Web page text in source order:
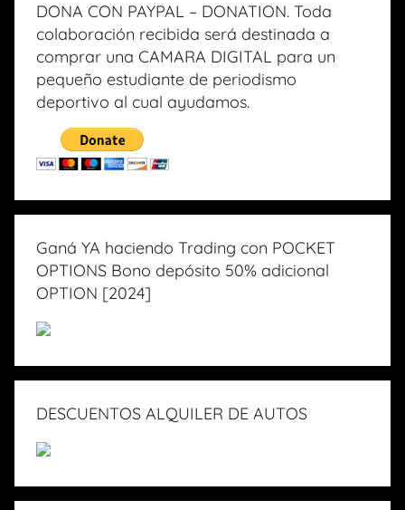
DONA CON PAYPAL – DONATION. Toda
colaboración recibida será destinada a
comprar una CAMARA DIGITAL para un
pequeño estudiante de periodismo
deportivo al cual ayudamos.
Ganá YA haciendo Trading con POCKET
OPTIONS Bono depósito 50% adicional
OPTION [2024]
DESCUENTOS ALQUILER DE AUTOS